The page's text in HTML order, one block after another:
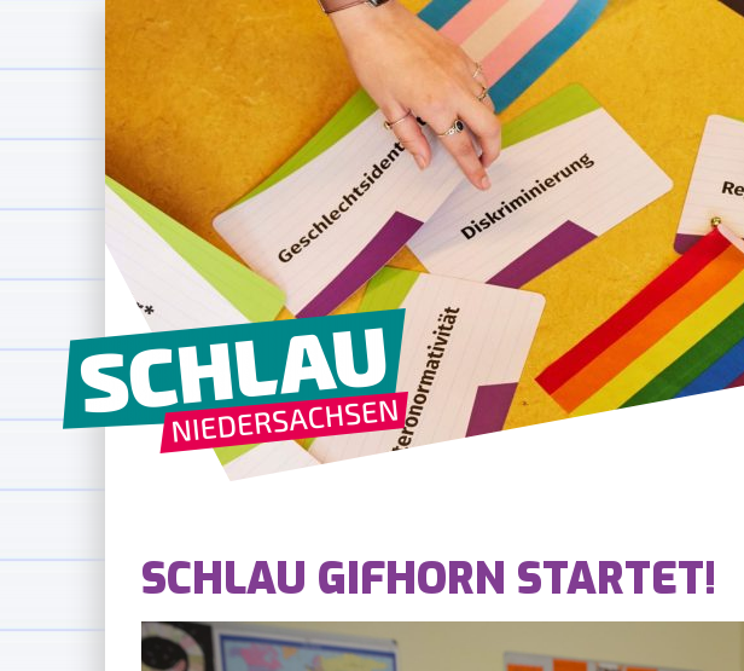
SCHLAU GIFHORN STARTET!